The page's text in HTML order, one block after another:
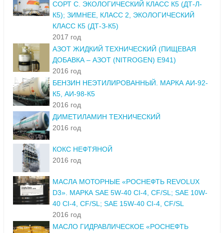
СОРТ С. ЭКОЛОГИЧЕСКИЙ КЛАСС К5 (ДТ-Л-
К5); ЗИМНЕЕ, КЛАСС 2, ЭКОЛОГИЧЕСКИЙ
КЛАСС К5 (ДТ-З-К5)
2017 год
АЗОТ ЖИДКИЙ ТЕХНИЧЕСКИЙ (ПИЩЕВАЯ
ДОБАВКА – АЗОТ (NITROGEN) E941)
2016 год
БЕНЗИН НЕЭТИЛИРОВАННЫЙ. МАРКА АИ-92-
К5, АИ-98-К5
2016 год
ДИМЕТИЛАМИН ТЕХНИЧЕСКИЙ
2016 год
КОКС НЕФТЯНОЙ
2016 год
МАСЛА МОТОРНЫЕ «РОСНЕФТЬ REVOLUX
D3». МАРКА SAE 5W-40 CI-4, CF/SL; SAE 10W-
40 CI-4, CF/SL; SAE 15W-40 CI-4, CF/SL
2016 год
МАСЛО ГИДРАВЛИЧЕСКОЕ «РОСНЕФТЬ